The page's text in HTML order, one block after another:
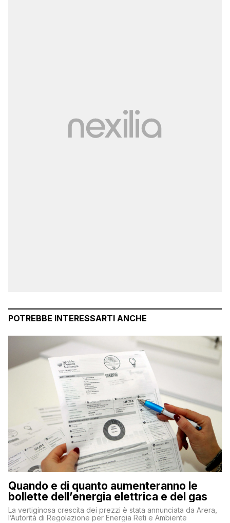
POTREBBE INTERESSARTI ANCHE
Quando e di quanto aumenteranno le
bollette dell’energia elettrica e del gas
La vertiginosa crescita dei prezzi è stata annunciata da Arera,
l’Autorità di Regolazione per Energia Reti e Ambiente